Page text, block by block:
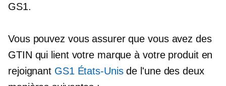
GS1.
Vous pouvez vous assurer que vous avez des
GTIN qui lient votre marque à votre produit en
rejoignant GS1 États-Unisde l'une des deux